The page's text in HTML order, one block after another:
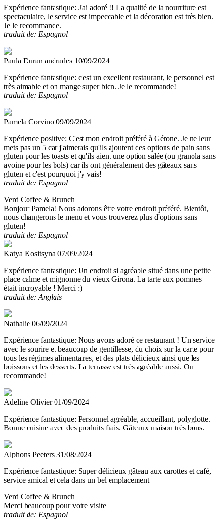
Expérience fantastique: J'ai adoré !! La qualité de la nourriture est
spectaculaire, le service est impeccable et la décoration est très bien.
Je le recommande.
traduit de: Espagnol
Paula Duran andrades 10/09/2024
Expérience fantastique: c'est un excellent restaurant, le personnel est
très aimable et on mange super bien. Je le recommande!
traduit de: Espagnol
Pamela Corvino 09/09/2024
Expérience positive: C'est mon endroit préféré à Gérone. Je ne leur
mets pas un 5 car j'aimerais qu'ils ajoutent des options de pain sans
gluten pour les toasts et qu'ils aient une option salée (ou granola sans
avoine pour les bols) car ils ont généralement des gâteaux sans
gluten et c'est pourquoi j'y vais!
traduit de: Espagnol
Verd Coffee & Brunch
Bonjour Pamela! Nous adorons être votre endroit préféré. Bientôt,
nous changerons le menu et vous trouverez plus d'options sans
gluten!
traduit de: Espagnol
Katya Kositsyna 07/09/2024
Expérience fantastique: Un endroit si agréable situé dans une petite
place calme et mignonne du vieux Girona. La tarte aux pommes
était incroyable ! Merci :)
traduit de: Anglais
Nathalie 06/09/2024
Expérience fantastique: Nous avons adoré ce restaurant ! Un service
avec le sourire et beaucoup de gentillesse, du choix sur la carte pour
tous les régimes alimentaires, et des plats délicieux ainsi que les
boissons et les desserts. La terrasse est très agréable aussi. On
recommande!
Adeline Olivier 01/09/2024
Expérience fantastique: Personnel agréable, accueillant, polyglotte.
Bonne cuisine avec des produits frais. Gâteaux maison très bons.
Alphons Peeters 31/08/2024
Expérience fantastique: Super délicieux gâteau aux carottes et café,
service amical et cela dans un bel emplacement
Verd Coffee & Brunch
Merci beaucoup pour votre visite
traduit de: Espagnol